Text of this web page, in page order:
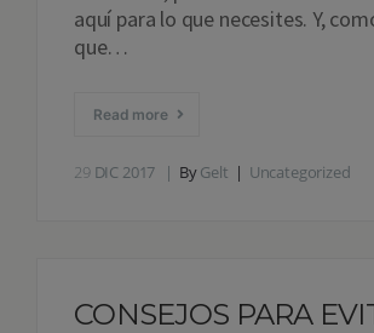
aquí para lo que necesites. Y,
que…
Read more
29 DIC 2017 ByGelt Uncategorized
CONSEJOS PARA